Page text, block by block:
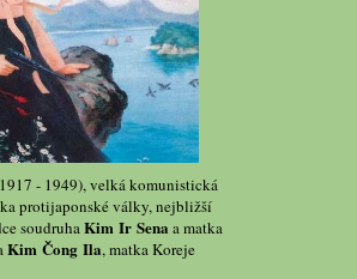
- 1949), velká komunistická
protijaponské války, nejbližší
soudruhaKim Ir Sena a matka
Kim Čong Ila, matka Koreje